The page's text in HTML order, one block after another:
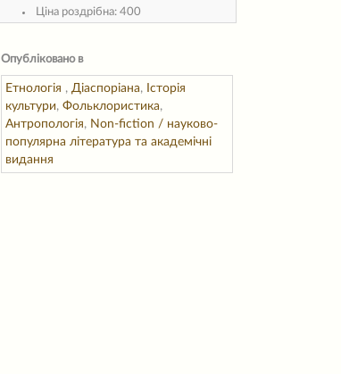
Ціна роздрібна: 400
Опубліковано в
Етнологія , Діаспоріана, Історія
культури, Фольклористика,
Антропологія, Non-fiction / науково-
популярна література та академічні
видання